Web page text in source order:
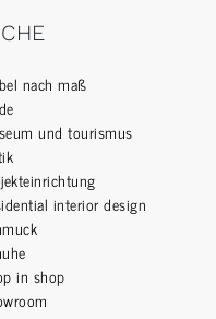
nach maß
und tourismus
interior design
in shop